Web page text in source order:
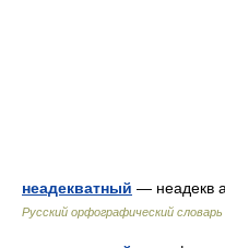
неадекватный — неадекв
Русский орфографический словарь